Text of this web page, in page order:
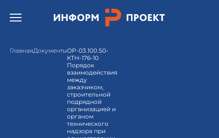
Открыть бургер меню.
ГлавнаяДокументыОР-03.100.50-
КТН-176-10
Порядок
взаимодействия
между
заказчиком,
строительной
подрядной
организацией и
органом
технического
надзора при